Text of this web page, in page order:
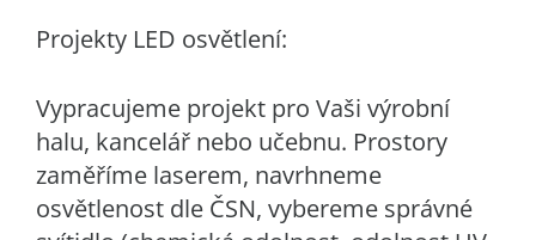
Projekty LED osvětlení:
Vypracujeme projekt pro Vaši výrobní
halu, kancelář nebo učebnu. Prostory
zaměříme laserem, navrhneme
osvětlenost dle ČSN, vybereme správné